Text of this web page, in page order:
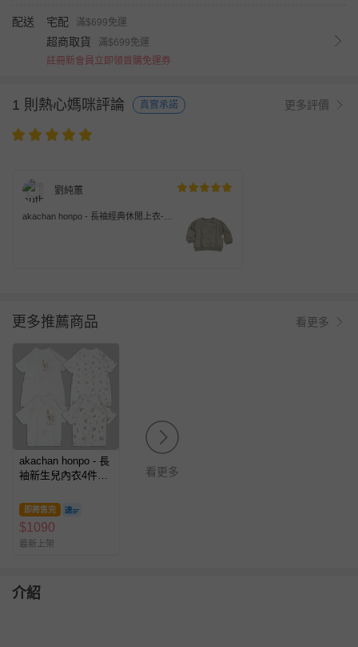
配送 宅配 滿$699免運
超商取貨
滿$699免運
註冊新會員立即領首購免運券
1 則熱心媽咪評論 真實承諾 更多評價
劉純蕙
akachan honpo - 長袖經典休閒上衣-毛
更多推薦商品 看更多
akachan honpo - 長
袖新生兒內衣4件組-
(50~60cm)
即將售完
$1090
最新上架
看更多
介紹